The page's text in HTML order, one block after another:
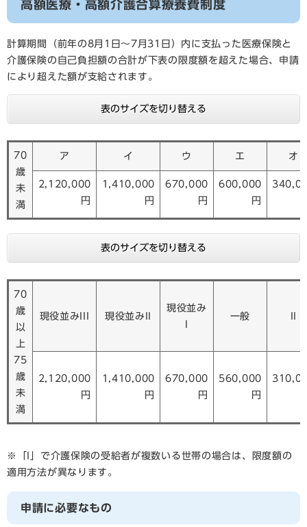
高額医療・高額介護合算療養費制度
計算期間（前年の8月1日～7月31日）内に支払った医療保険と
介護保険の自己負担額の合計が下表の限度額を超えた場合、申請
により超えた額が支給されます。
表のサイズを切り替える
70
歳
未
満
ア イ ウ エ オ
2,120,000
円
1,410,000
円
670,000
円
600,000
円
表のサイズを切り替える
70
歳
以
上
75
歳
未
満
現役並みIII 現役並みII
現役並み
一般
2,120,000
円
1,410,000
円
670,000
円
560,000
円
※「I」で介護保険の受給者が複数いる世帯の場合は、限度額の
適用方法が異なります。
申請に必要なもの